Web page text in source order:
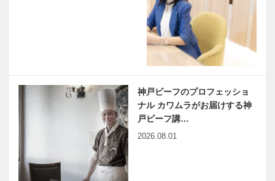
神戸ビーフのプロフェッショ
ナル カワムラがお届けする神
戸ビーフ講…
2026.08.01